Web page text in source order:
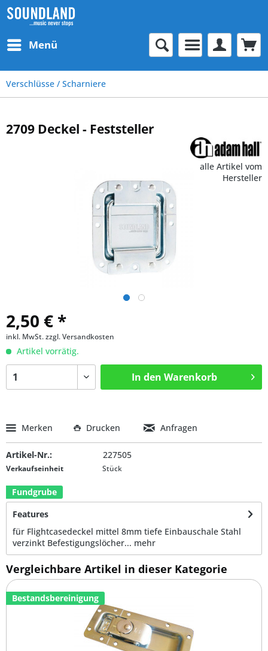
Menü
Verschlüsse / Scharniere
2709 Deckel - Feststeller
alle Artikel vom
Hersteller
2,50 € *
inkl. MwSt.zzgl. Versandkosten
Artikel vorrätig.
In den Warenkorb
Merken Drucken Anfragen
Artikel-Nr.: 227505
Verkaufseinheit Stück
Fundgrube
Features
für Flightcasedeckel mittel 8mm tiefe Einbauschale Stahl
verzinkt Befestigungslöcher... mehr
Vergleichbare Artikel in dieser Kategorie
Bestandsbereinigung